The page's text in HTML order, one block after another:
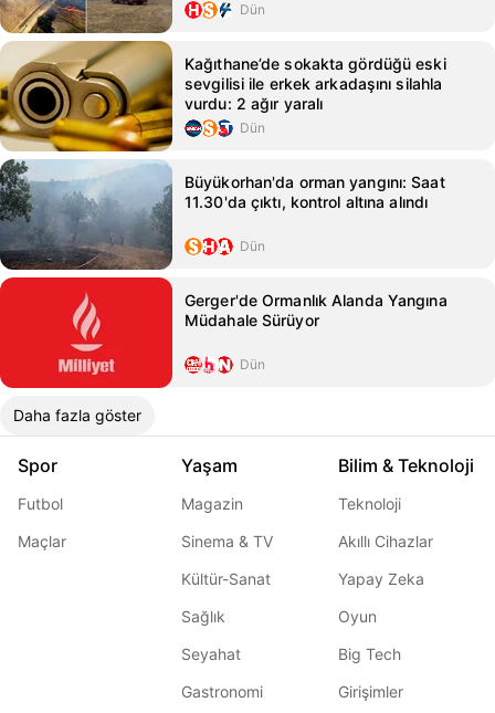
Dün
Kağıthane’de sokakta gördüğü eski
sevgilisi ile erkek arkadaşını silahla
vurdu: 2 ağır yaralı
Dün
Büyükorhan'da orman yangını: Saat
11.30'da çıktı, kontrol altına alındı
Dün
Gerger'de Ormanlık Alanda Yangına
Müdahale Sürüyor
Dün
Daha fazla göster
Spor
Futbol
Maçlar
Yaşam
Magazin
Sinema & TV
Kültür-Sanat
Sağlık
Seyahat
Gastronomi
Bilim & Teknoloji
Teknoloji
Akıllı Cihazlar
Yapay Zeka
Oyun
Big Tech
Girişimler